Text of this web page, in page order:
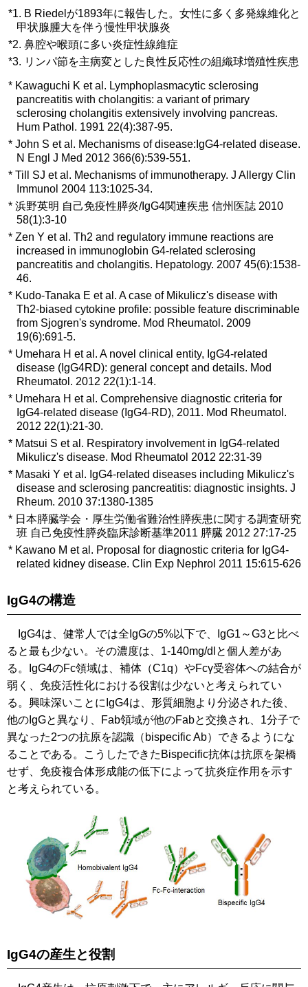
*1. B Riedelが1893年に報告した。女性に多く多発線維化と
甲状腺腫大を伴う慢性甲状腺炎
*2. 鼻腔や喉頭に多い炎症性線維症
*3. リンパ節を主病変とした良性反応性の組織球増殖性疾患
* Kawaguchi K et al. Lymphoplasmacytic sclerosing
pancreatitis with cholangitis: a variant of primary
sclerosing cholangitis extensively involving pancreas.
Hum Pathol. 1991 22(4):387-95.
* John S et al. Mechanisms of disease:IgG4-related disease.
N Engl J Med 2012 366(6):539-551.
* Till SJ et al. Mechanisms of immunotherapy. J Allergy Clin
Immunol 2004 113:1025-34.
* 浜野英明 自己免疫性膵炎/IgG4関連疾患 信州医誌 2010
58(1):3-10
* Zen Y et al. Th2 and regulatory immune reactions are
increased in immunoglobin G4-related sclerosing
pancreatitis and cholangitis. Hepatology. 2007 45(6):1538-
46.
* Kudo-Tanaka E et al. A case of Mikulicz's disease with
Th2-biased cytokine profile: possible feature discriminable
from Sjogren's syndrome. Mod Rheumatol. 2009
19(6):691-5.
* Umehara H et al. A novel clinical entity, IgG4-related
disease (IgG4RD): general concept and details. Mod
Rheumatol. 2012 22(1):1-14.
* Umehara H et al. Comprehensive diagnostic criteria for
IgG4-related disease (IgG4-RD), 2011. Mod Rheumatol.
2012 22(1):21-30.
* Matsui S et al. Respiratory involvement in IgG4-related
Mikulicz's disease. Mod Rheumatol 2012 22:31-39
* Masaki Y et al. IgG4-related diseases including Mikulicz's
disease and sclerosing pancreatitis: diagnostic insights. J
Rheum. 2010 37:1380-1385
* 日本膵臓学会・厚生労働省難治性膵疾患に関する調査研究
班 自己免疫性膵炎臨床診断基準2011 膵臓 2012 27:17-25
* Kawano M et al. Proposal for diagnostic criteria for IgG4-
related kidney disease. Clin Exp Nephrol 2011 15:615-626
IgG4の構造
IgG4は、健常人では全IgGの5%以下で、IgG1～G3と比べ
ると最も少ない。その濃度は、1-140mg/dlと個人差があ
る。IgG4のFc領域は、補体（C1q）やFcγ受容体への結合が
弱く、免疫活性化における役割は少ないと考えられてい
る。興味深いことにIgG4は、形質細胞より分泌された後、
他のIgGと異なり、Fab領域が他のFabと交換され、1分子で
異なった2つの抗原を認識（bispecific Ab）できるようにな
ることである。こうしたできたBispecific抗体は抗原を架橋
せず、免疫複合体形成能の低下によって抗炎症作用を示す
と考えられている。
IgG4の産生と役割